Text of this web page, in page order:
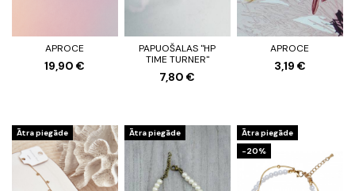
APROCE
19,90 €
PAPUOŠALAS "HP
TIME TURNER"
7,80 €
APROCE
3,19 €
Ātra piegāde Ātra piegāde
Ātra piegāde
-20%